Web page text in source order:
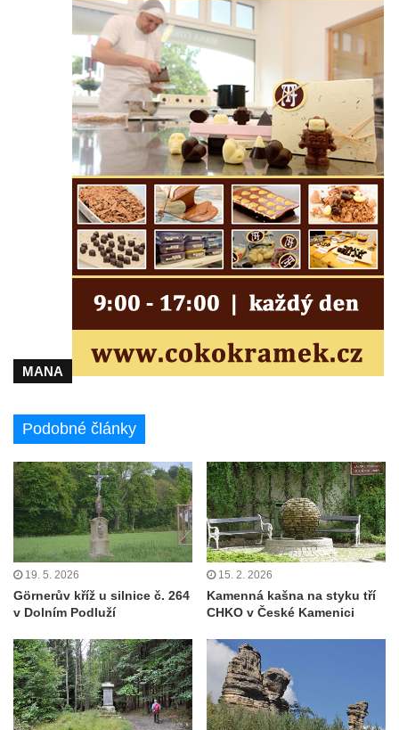
MANA
Podobné články
19. 5. 2026
Görnerův kříž u silnice č. 264
v Dolním Podluží
15. 2. 2026
Kamenná kašna na styku tří
CHKO v České Kamenici